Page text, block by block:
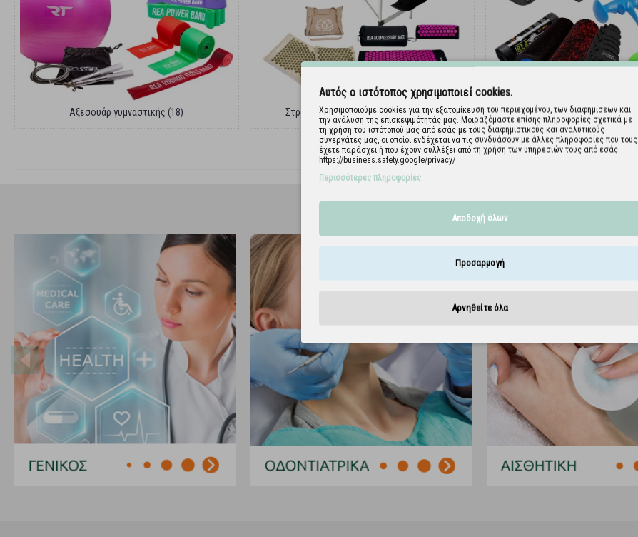
Αξεσουάρ γυμναστικής (18) Στρώματα & Κρεβάτια Θεραπείας (13) Αξεσουάρ Μασάζ (16)
Αυτός ο ιστότοπος χρησιμοποιεί cookies.
Χρησιμοποιούμε cookies για την εξατομίκευση του περιεχομένου, των διαφημίσεων και
την ανάλυση της επισκεψιμότητάς μας. Μοιραζόμαστε επίσης πληροφορίες σχετικά με
τη χρήση του ιστότοπού μας από εσάς με τους διαφημιστικούς και αναλυτικούς
συνεργάτες μας, οι οποίοι ενδέχεται να τις συνδυάσουν με άλλες πληροφορίες που τους
έχετε παράσχει ή που έχουν συλλέξει από τη χρήση των υπηρεσιών τους από εσάς.
https://business.safety.google/privacy/
Περισσότερες πληροφορίες
Αποδοχή όλων
Προσαρμογή
Αρνηθείτε όλα